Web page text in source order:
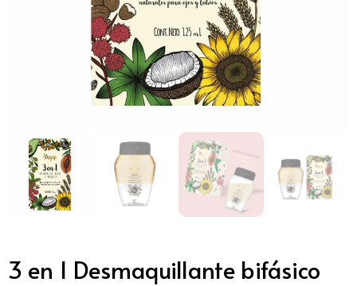
3 en 1 Desmaquillante bifásico